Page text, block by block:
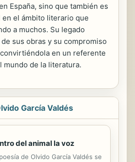
España, sino que también es
en el ámbito literario que
a muchos. Su legado
sus obras y su compromiso
en un referente
mundo de la literatura.
García Valdés
del animal la voz
de Olvido García Valdés se